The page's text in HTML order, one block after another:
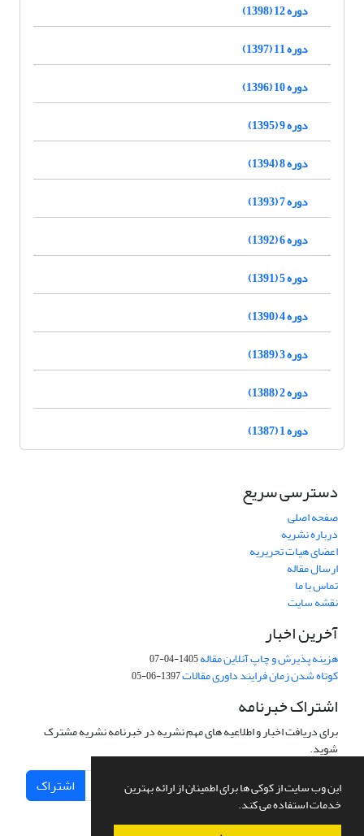
این وب سایت از کوکی ها برای اطمینان از ارائه بهترین
خدمات استفاده می کند.
دوره 12 (1398)
دوره 11 (1397)
دوره 10 (1396)
دوره 9 (1395)
دوره 8 (1394)
دوره 7 (1393)
دوره 6 (1392)
دوره 5 (1391)
دوره 4 (1390)
دوره 3 (1389)
دوره 2 (1388)
دوره 1 (1387)
دسترسی سریع
صفحه اصلی
درباره نشریه
اعضای هیات تحریریه
ارسال مقاله
تماس با ما
نقشه سایت
آخرین اخبار
هزینه پذیرش و چاپ آنلاین مقاله1405-04-07
کوتاه شدن زمان فرایند داوری مقالات1397-06-05
اشتراک خبرنامه
برای دریافت اخبار و اطلاعیه های مهم نشریه در خبرنامه نشریه مشترک
شوید.
اشتراک